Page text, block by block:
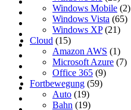
Windows Mobile (2)
Windows Vista (65)
Windows XP(21)
Cloud (15)
Amazon AWS (1)
Microsoft Azure (7)
Office 365 (9)
Fortbewegung (59)
Auto (19)
Bahn (19)